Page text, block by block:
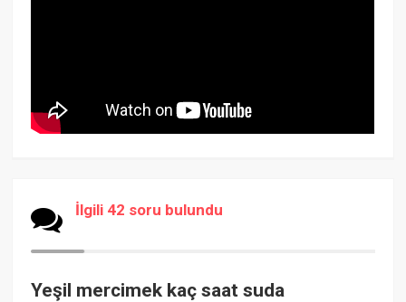
İlgili 42 soru bulundu
Yeşil mercimek kaç saat suda